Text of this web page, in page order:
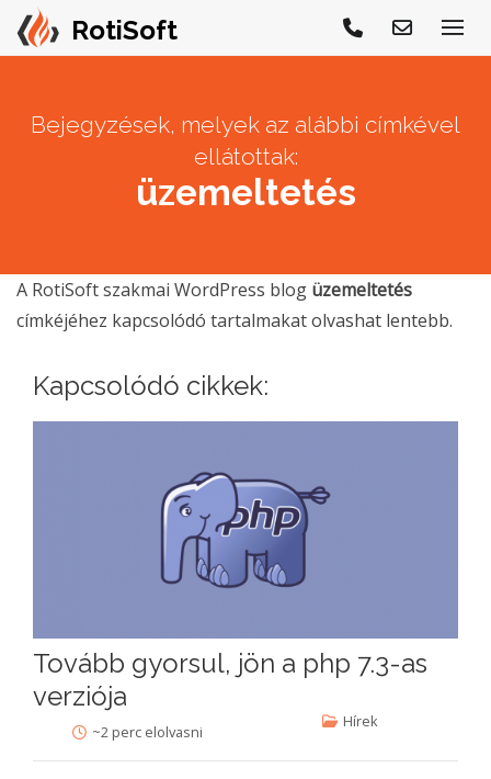
Bejegyzések, melyek az alábbi címkével
ellátottak:
üzemeltetés
A RotiSoft szakmai WordPress blog üzemeltetés
címkéjéhez kapcsolódó tartalmakat olvashat lentebb.
Kapcsolódó cikkek:
Tovább gyorsul, jön a php 7.3-as
verziója
~2 perc elolvasni
Hírek